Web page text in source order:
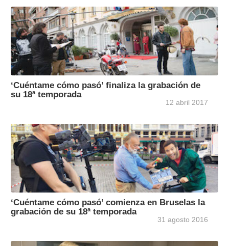
‘Cuéntame cómo pasó’ finaliza la grabación de
su 18ª temporada
12 abril 2017
‘Cuéntame cómo pasó’ comienza en Bruselas la
grabación de su 18ª temporada
31 agosto 2016